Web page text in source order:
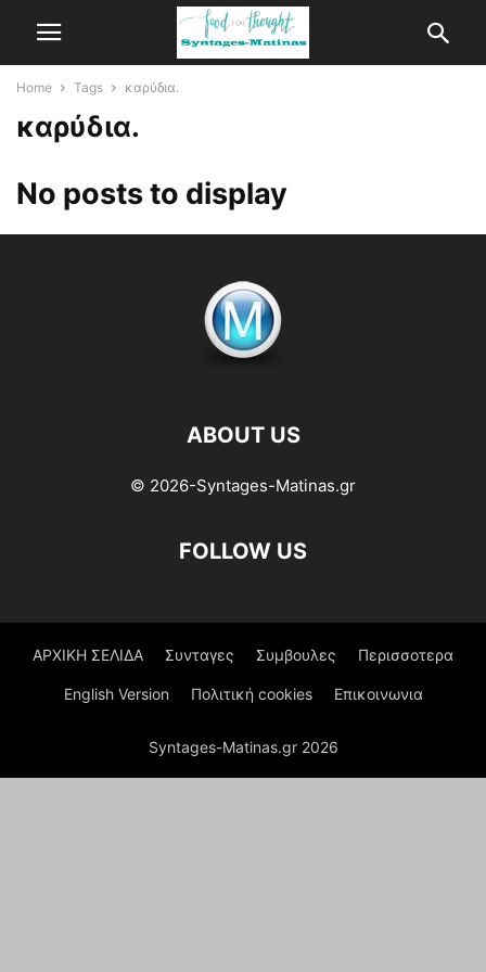
Home Tags καρύδια.
καρύδια.
No posts to display
ABOUT US
© 2026-Syntages-Matinas.gr
FOLLOW US
ΑΡΧΙΚΗ ΣΕΛΙΔΑ Συνταγες Συμβουλες Περισσοτερα
English Version Πολιτική cookies Επικοινωνια
Syntages-Matinas.gr 2026